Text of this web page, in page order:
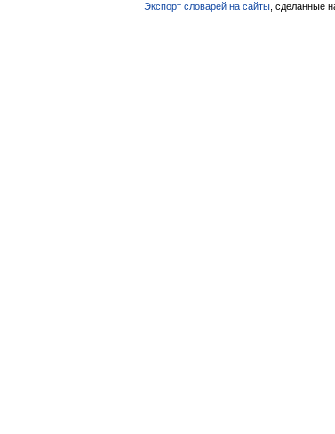
Экспорт словарей на сайты , сделанные